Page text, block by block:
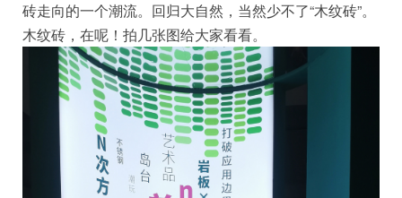
砖走向的一个潮流。回归大自然，当然少不了“木纹砖”。
木纹砖，在呢！拍几张图给大家看看。